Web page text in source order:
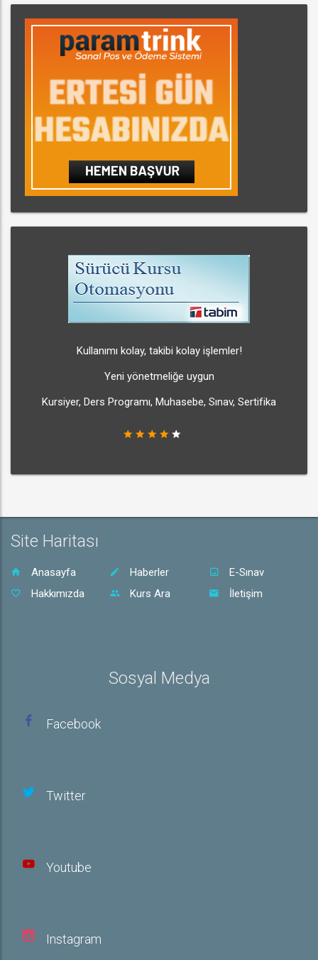
Kullanımı kolay, takibi kolay işlemler!
Yeni yönetmeliğe uygun
Kursiyer, Ders Programı, Muhasebe, Sınav, Sertifika
Site Haritası
Anasayfa Haberler
E-Sınav
Hakkımızda
Kurs Ara İletişim
Sosyal Medya
Facebook
Twitter
Youtube
Instagram